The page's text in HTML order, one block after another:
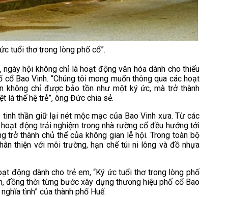
tuổi thơ trong lòng phố cổ”.
hội không chỉ là hoạt động văn hóa dành cho thiếu
Bao Vinh. “Chúng tôi mong muốn thông qua các hoạt
không chỉ được bảo tồn như một ký ức, mà trở thành
là thế hệ trẻ”, ông Đức chia sẻ.
thần giữ lại nét mộc mạc của Bao Vinh xưa. Từ các
động trải nghiệm trong nhà rường cổ đều hướng tới
trở thành chủ thể của không gian lễ hội. Trong toàn bộ
thiện với môi trường, hạn chế túi ni lông và đồ nhựa
động dành cho trẻ em, “Ký ức tuổi thơ trong lòng phố
đồng thời từng bước xây dựng thương hiệu phố cổ Bao
tình” của thành phố Huế.